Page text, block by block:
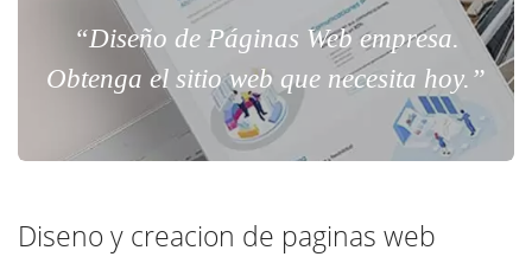
“Diseño de Páginas Web empresa.
Obtenga el sitio web que necesita hoy.”
Diseno y creacion de paginas web